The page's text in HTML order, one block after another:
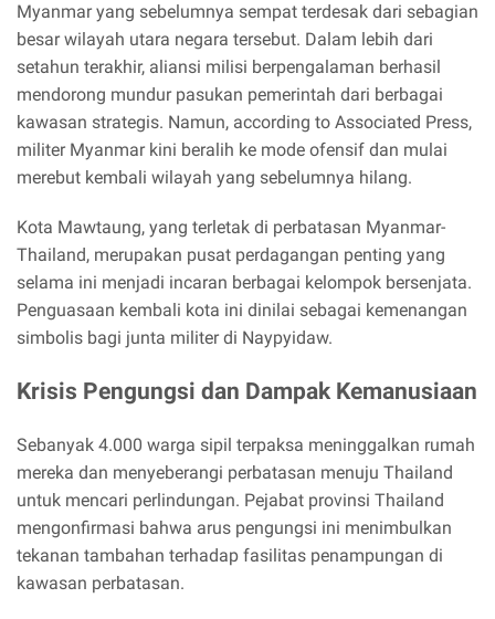
Myanmar yang sebelumnya sempat terdesak dari sebagian
besar wilayah utara negara tersebut. Dalam lebih dari
setahun terakhir, aliansi milisi berpengalaman berhasil
mendorong mundur pasukan pemerintah dari berbagai
kawasan strategis. Namun, according to Associated Press,
militer Myanmar kini beralih ke mode ofensif dan mulai
merebut kembali wilayah yang sebelumnya hilang.
Kota Mawtaung, yang terletak di perbatasan Myanmar-
Thailand, merupakan pusat perdagangan penting yang
selama ini menjadi incaran berbagai kelompok bersenjata.
Penguasaan kembali kota ini dinilai sebagai kemenangan
simbolis bagi junta militer di Naypyidaw.
Krisis Pengungsi dan Dampak Kemanusiaan
Sebanyak 4.000 warga sipil terpaksa meninggalkan rumah
mereka dan menyeberangi perbatasan menuju Thailand
untuk mencari perlindungan. Pejabat provinsi Thailand
mengonfirmasi bahwa arus pengungsi ini menimbulkan
tekanan tambahan terhadap fasilitas penampungan di
kawasan perbatasan.